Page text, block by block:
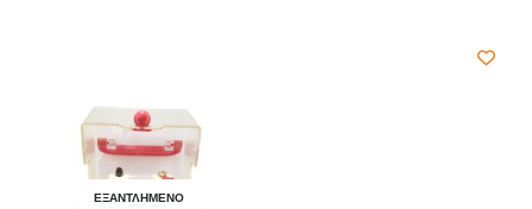
ΕΞΑΝΤΛΗΜΈΝΟ